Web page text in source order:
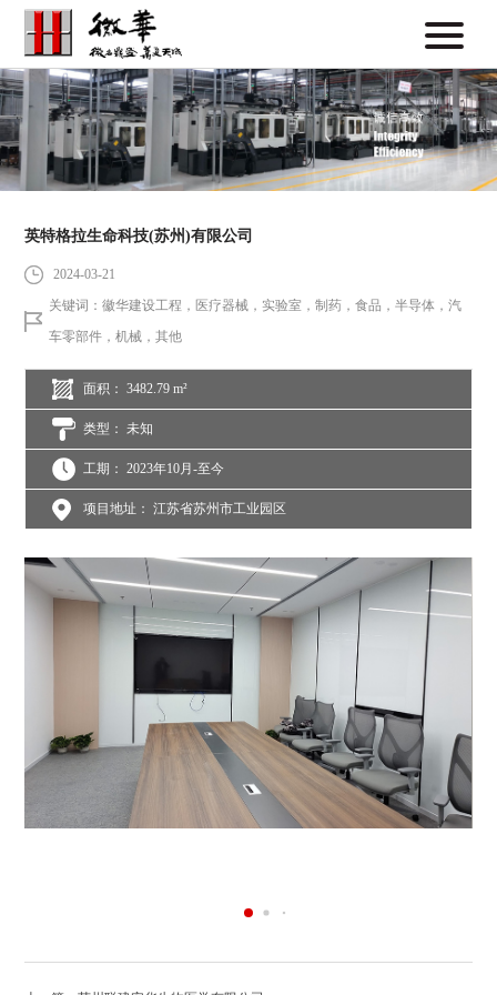
英特格拉生命科技(苏州)有限公司
2024-03-21
关键词：徽华建设工程，医疗器械，实验室，制药，食品，半导体，汽
车零部件，机械，其他
面积： 3482.79 m²
类型： 未知
工期： 2023年10月-至今
项目地址： 江苏省苏州市工业园区